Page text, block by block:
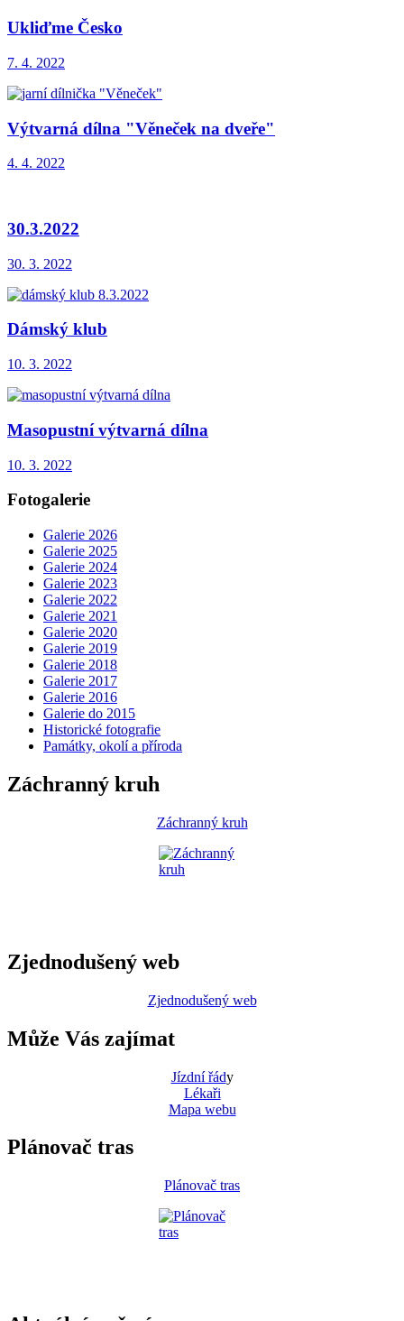
Ukliďme Česko
7. 4. 2022
Výtvarná dílna "Věneček na dveře"
4. 4. 2022
30.3.2022
30. 3. 2022
Dámský klub
10. 3. 2022
Masopustní výtvarná dílna
10. 3. 2022
Fotogalerie
Galerie 2026
Galerie 2025
Galerie 2024
Galerie 2023
Galerie 2022
Galerie 2021
Galerie 2020
Galerie 2019
Galerie 2018
Galerie 2017
Galerie 2016
Galerie do 2015
Historické fotografie
Památky, okolí a příroda
Záchranný kruh
Záchranný kruh
Zjednodušený web
Zjednodušený web
Může Vás zajímat
Jízdní řády
Lékaři
Mapa webu
Plánovač tras
Plánovač tras